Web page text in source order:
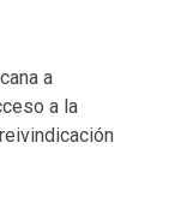
a
a la